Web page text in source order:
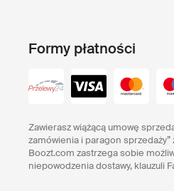
Formy płatności
Zawierasz wiążącą umowę
zamówienia i paragon sprzedaży”
Boozt.com zastrzega sobie
niepowodzenia dostawy, klauzuli